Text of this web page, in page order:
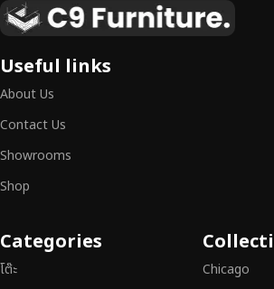
เหนือระดับ
เฟอร์นิเจอร์ไม้ไม่ใช่เพียงของตกแต่ง แต่เป็นงานศิลป
สามารถผสานความสวยงาม ความแข็งแรง และการใช้
ต้องการได้อย่างลงตัว เฟอร์นิเจอร์ทุกชิ้นของเราผลิต
การตรวจสอบมาตรฐานอย่างเคร่งครัด
สิก และการใช้งานที่ยาวนาน
ประกันคุณภาพและการบริการที่ดีที่สุด
Useful links
About Us
Contact Us
Showrooms
Shop
Categories
โต๊ะ
Chicago